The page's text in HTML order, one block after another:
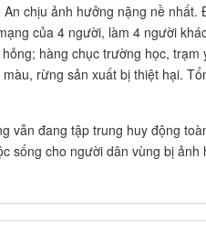
An chịu ảnh hưởng nặng nề
của 4 người, làm 4 người
hàng chục trường học, trạm
rừng sản xuất bị thiệt hại.
vẫn đang tập trung huy động
sống cho người dân vùng bị ảnh